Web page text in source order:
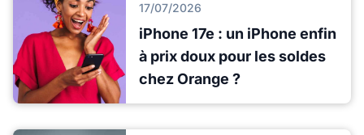
17/07/2026
iPhone 17e : un iPhone enfin
à prix doux pour les soldes
chez Orange ?